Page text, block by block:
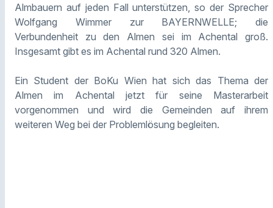
Almbauern auf jeden Fall unterstützen, so der Sprecher
Wolfgang Wimmer zur BAYERNWELLE; die
Verbundenheit zu den Almen sei im Achental groß.
Insgesamt gibt es im Achental rund 320 Almen.
Ein Student der BoKu Wien hat sich das Thema der
Almen im Achental jetzt für seine Masterarbeit
vorgenommen und wird die Gemeinden auf ihrem
weiteren Weg bei der Problemlösung begleiten.